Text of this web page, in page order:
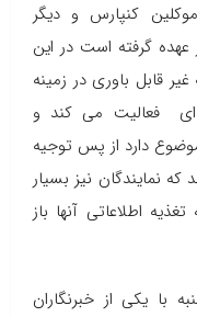
کنپارس و دیگر
عهده گرفته است در این
قابل باوری در زمینه
لیست ۳۸ رشته ای فعالیت می کند و
دارد از پس توجیه
نمایندگان نیز بسیار
اطلاعاتی آنها باز
با یکی از خبرنگاران